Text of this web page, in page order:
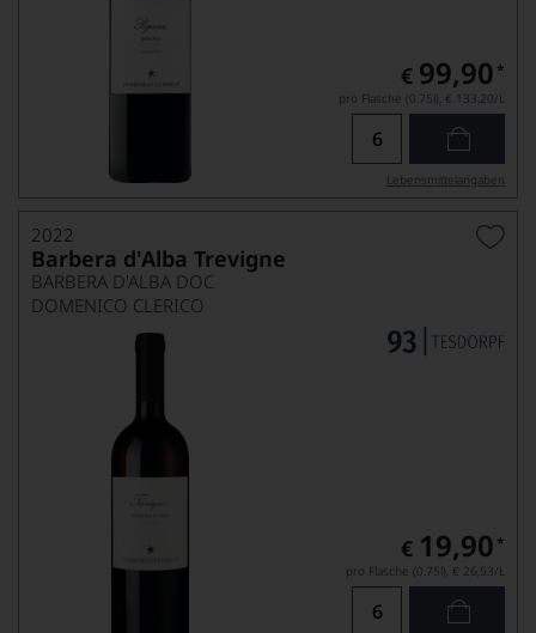
€ 99,90 *
pro Flasche (0.75l), € 133,20/L
Lebensmittel­angaben
2022
Barbera d'Alba Trevigne
BARBERA D'ALBA DOC
DOMENICO CLERICO
€ 19,90 *
pro Flasche (0.75l), € 26,53/L